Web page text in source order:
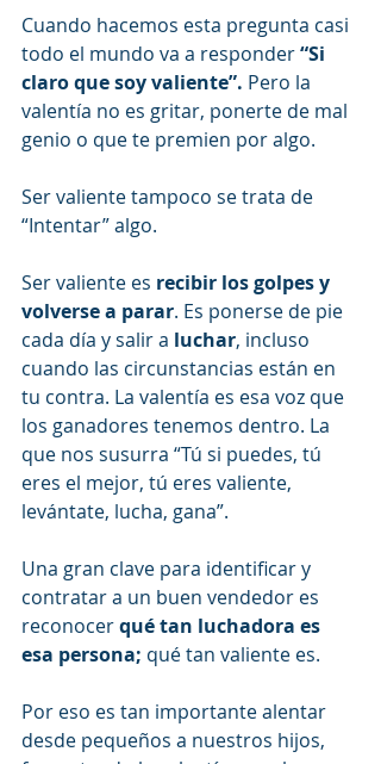
Cuando hacemos esta pregunta casi
todo el mundo va a responder “Si
claro que soy valiente”. Pero la
valentía no es gritar, ponerte de mal
genio o que te premien por algo.
Ser valiente tampoco se trata de
“Intentar” algo.
Ser valiente es recibir los golpes y
volverse a parar. Es ponerse de pie
cada día y salir a luchar, incluso
cuando las circunstancias están en
tu contra. La valentía es esa voz que
los ganadores tenemos dentro. La
que nos susurra “Tú si puedes, tú
eres el mejor, tú eres valiente,
levántate, lucha, gana”.
Una gran clave para identificar y
contratar a un buen vendedor es
reconocer qué tan luchadora es
esa persona; qué tan valiente es.
Por eso es tan importante alentar
desde pequeños a nuestros hijos,